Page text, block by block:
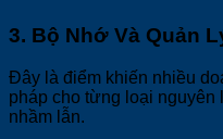
3. Bộ Nhớ Và Quản
Đây là điểm khiến nhiều
pháp cho từng loại nguyên
nhầm lẫn.